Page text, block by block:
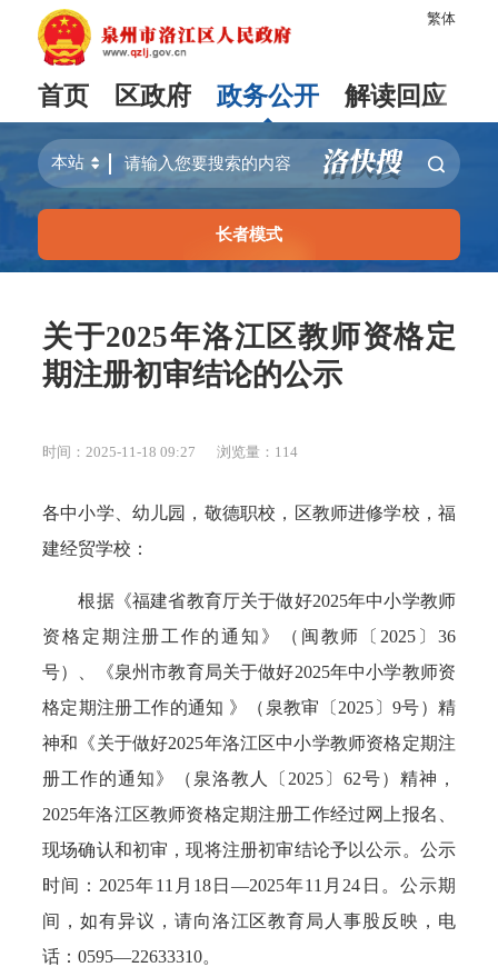
繁体
首页 区政府 政务公开 解读回应
长者模式
关于2025年洛江区教师资格定
期注册初审结论的公示
时间：2025-11-18 09:27 浏览量： 114
各中小学、幼儿园，敬德职校，区教师进修学校，福
建经贸学校：
根据《福建省教育厅关于做好2025年中小学教师
资格定期注册工作的通知》（闽教师〔2025〕36
号）、《泉州市教育局关于做好2025年中小学教师资
格定期注册工作的通知 》（泉教审〔2025〕9号）精
神和《关于做好2025年洛江区中小学教师资格定期注
册工作的通知》（泉洛教人〔2025〕62号）精神，
2025年洛江区教师资格定期注册工作经过网上报名、
现场确认和初审，现将注册初审结论予以公示。公示
时间：2025年11月18日—2025年11月24日。公示期
间，如有异议，请向洛江区教育局人事股反映，电
话：0595—22633310。